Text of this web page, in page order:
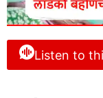
Listen to